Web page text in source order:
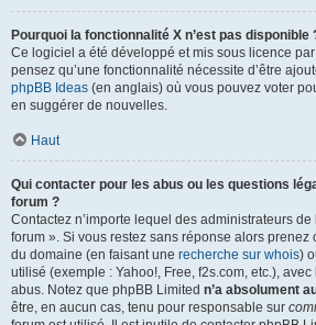
Pourquoi la fonctionnalité X n’est pas disponible
Ce logiciel a été développé et mis sous licence
pensez qu’une fonctionnalité nécessite d’être
phpBB Ideas (en anglais) où vous pouvez voter
en suggérer de nouvelles.
Haut
Qui contacter pour les abus ou les questions
forum ?
Contactez n’importe lequel des administrateurs de
forum ». Si vous restez sans réponse alors prenez
du domaine (en faisant une recherche sur whois)
utilisé (exemple : Yahoo!, Free, f2s.com, etc.),
abus. Notez que phpBB Limited n’a absolument
être, en aucun cas, tenu pour responsable sur